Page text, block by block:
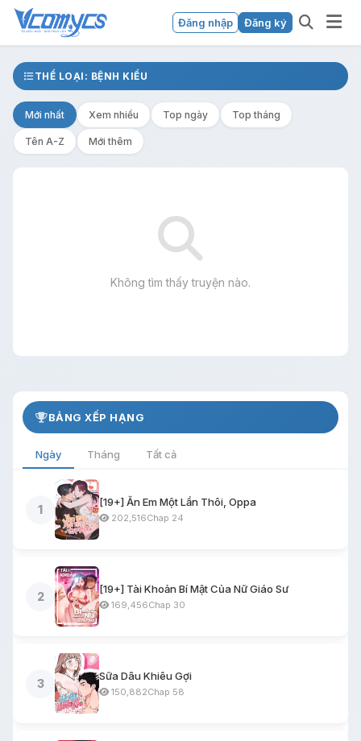
Đăng nhập Đăng ký
THỂ LOẠI: BỆNH KIỀU
Mới nhất Xem nhiều Top ngày Top tháng
Tên A-Z Mới thêm
Không tìm thấy truyện nào.
BẢNG XẾP HẠNG
Ngày Tháng Tất cả
1
[19+] Ăn Em Một Lần Thôi, Oppa
202,516Chap 24
2
[19+] Tài Khoản Bí Mật Của Nữ Giáo Sư
169,456Chap 30
3
Sữa Dâu Khiêu Gợi
150,882Chap 58